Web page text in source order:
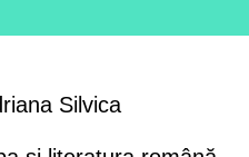
Silvica